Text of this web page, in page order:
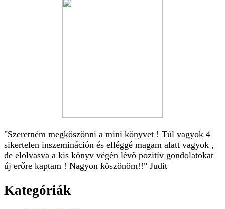
"Szeretném megköszönni a mini könyvet ! Túl vagyok 4
sikertelen inszemináción és elléggé magam alatt vagyok ,
de elolvasva a kis könyv végén lévő pozitív gondolatokat
új erőre kaptam ! Nagyon köszönöm!!" Judit
Kategóriák